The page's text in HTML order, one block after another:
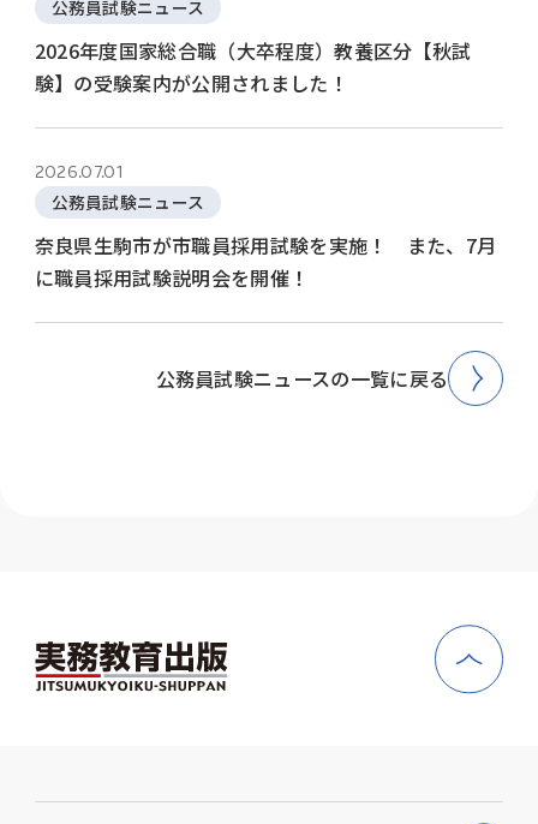
公務員試験ニュース
2026年度国家総合職（大卒程度）教養区分【秋試
験】の受験案内が公開されました！
2026.07.01
公務員試験ニュース
奈良県生駒市が市職員採用試験を実施！ また、7月
に職員採用試験説明会を開催！
公務員試験ニュースの一覧に戻る